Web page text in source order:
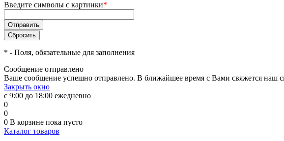
Введите символы с картинки*
* - Поля, обязательные для заполнения
Сообщение отправлено
Ваше сообщение успешно отправлено. В ближайшее время с Вами свяжется наш
Закрыть окно
с 9:00 до 18:00 ежедневно
0
0
0 В корзине пока пусто
Каталог товаров